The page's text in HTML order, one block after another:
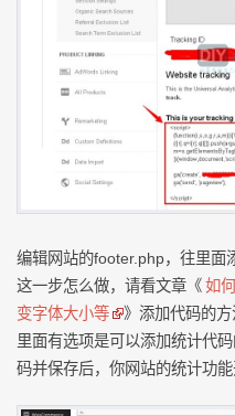
编辑网站的footer.php，往里面
这一步怎么做，请看文章《如
变字体大小等
》添加代码的
里面有选项是可以添加统计代
码并保存后，你网站的统计功能